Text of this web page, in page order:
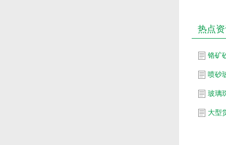
热点
铬矿
喷砂
玻璃